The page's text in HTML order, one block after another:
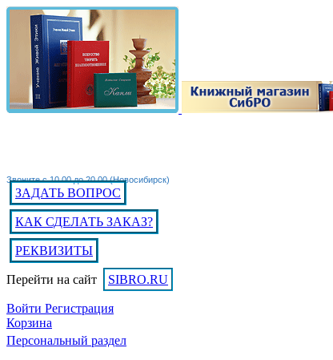
Звоните с 10.00 до 20.00 (Новосибирск)
ЗАДАТЬ ВОПРОС
КАК СДЕЛАТЬ ЗАКАЗ?
РЕКВИЗИТЫ
Перейти на сайт SIBRO.RU
Войти Регистрация
Корзина
Персональный раздел